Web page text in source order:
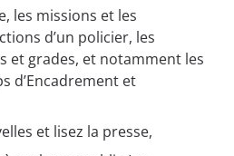
les missions et les
d’un policier, les
et grades, et notamment les
d’Encadrement et
et lisez la presse,